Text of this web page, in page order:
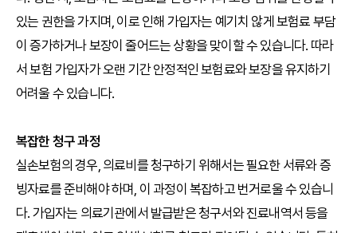
있는 권한을 가지며, 이로 인해 가입자는 예기치 않게 보험료 부담
이 증가하거나 보장이 줄어드는 상황을 맞이할 수 있습니다. 따라
서 보험 가입자가 오랜 기간 안정적인 보험료와 보장을 유지하기
어려울 수 있습니다.
복잡한 청구 과정
실손보험의 경우, 의료비를 청구하기 위해서는 필요한 서류와 증
빙자료를 준비해야 하며, 이 과정이 복잡하고 번거로울 수 있습니
다. 가입자는 의료기관에서 발급받은 청구서와 진료내역서 등을